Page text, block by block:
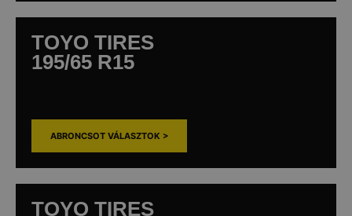
TOYO TIRES
195/65 R15
ABRONCSOT VÁLASZTOK >
TOYO TIRES